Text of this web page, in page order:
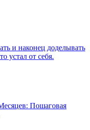
и наконец доделывать
устал от себя.
Пошаговая